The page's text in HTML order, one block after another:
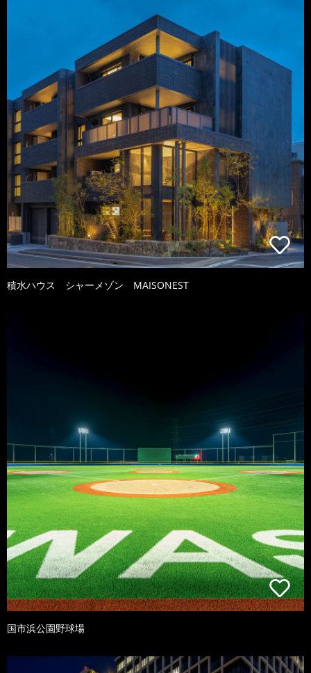
積水ハウス シャーメゾン MAISONEST
国市浜公園野球場